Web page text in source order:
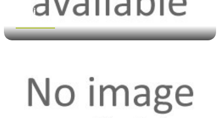
Milti